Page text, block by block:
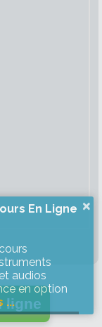
ligne
×
En Ligne
audios
en option
...